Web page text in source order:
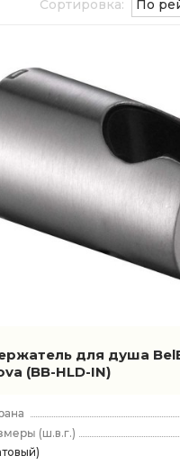
Сортировка: По
для душа
(BB-HLD-IN)
(ш.в.г.)